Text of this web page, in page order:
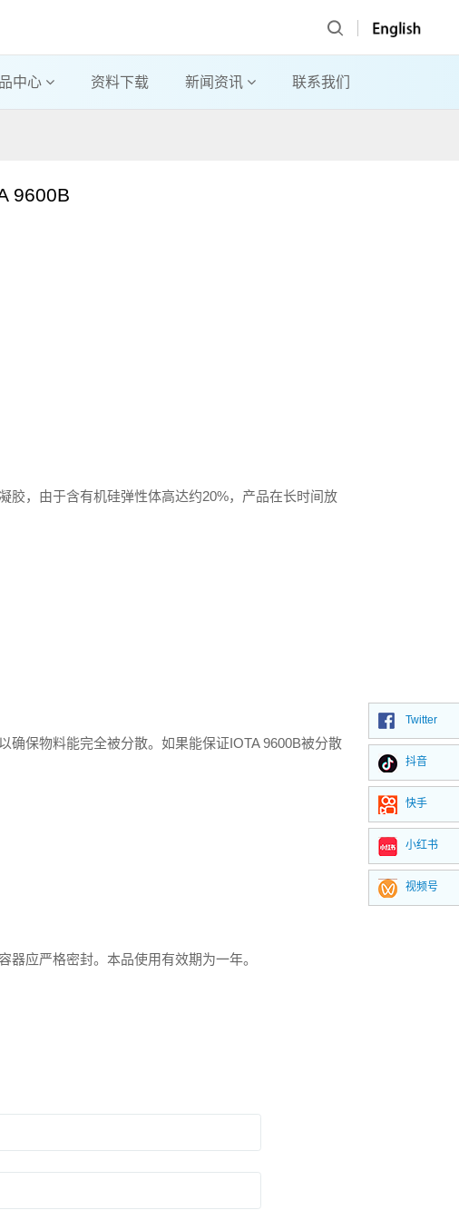
中心 资料下载 新闻资讯 联系我们
9600B
胶，由于含有机硅弹性体高达约20%，产品在长时间放
保物料能完全被分散。如果能保证IOTA 9600B被分散
应严格密封。本品使用有效期为一年。
Twitter
抖音
快手
小红书
视频号